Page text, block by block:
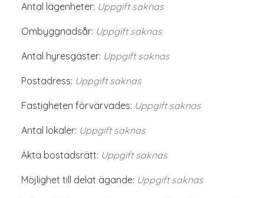
Antal lägenheter: Uppgift saknas
Ombyggnadsår: Uppgift saknas
Antal hyresgäster: Uppgift saknas
Postadress: Uppgift saknas
Fastigheten förvärvades: Uppgift saknas
Antal lokaler: Uppgift saknas
Äkta bostadsrätt: Uppgift saknas
Möjlighet till delat ägande: Uppgift saknas